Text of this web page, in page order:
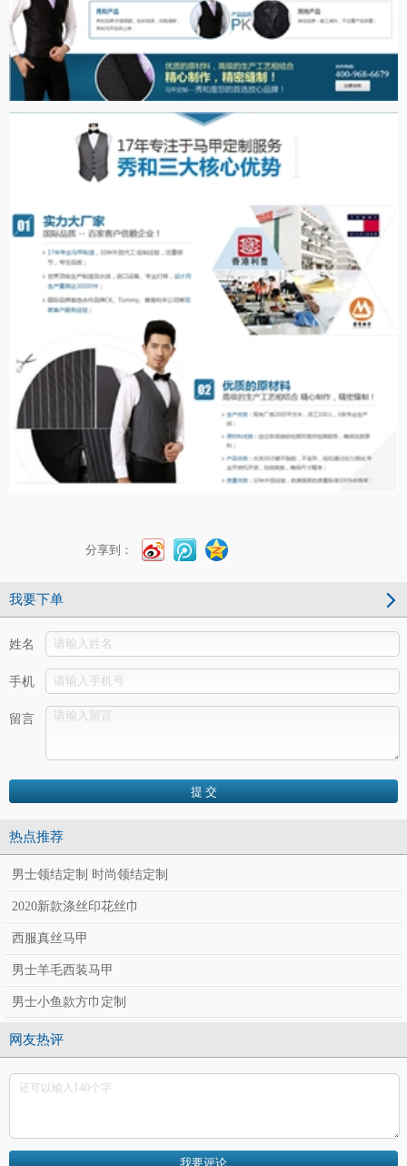
分享到：
我要下单
姓名
手机
留言
热点推荐
男士领结定制 时尚领结定制
2020新款涤丝印花丝巾
西服真丝马甲
男士羊毛西装马甲
男士小鱼款方巾定制
网友热评